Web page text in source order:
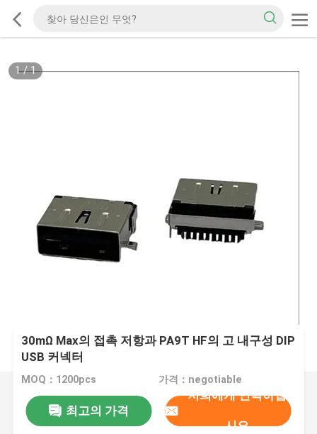
1/1
30mΩ Max의 접촉 저항과 PA9T HF의 고 내구성 DIP
USB 커넥터
MOQ：1200pcs 가격：negotiable
최고의 가격
저희에게 연락하십
시오